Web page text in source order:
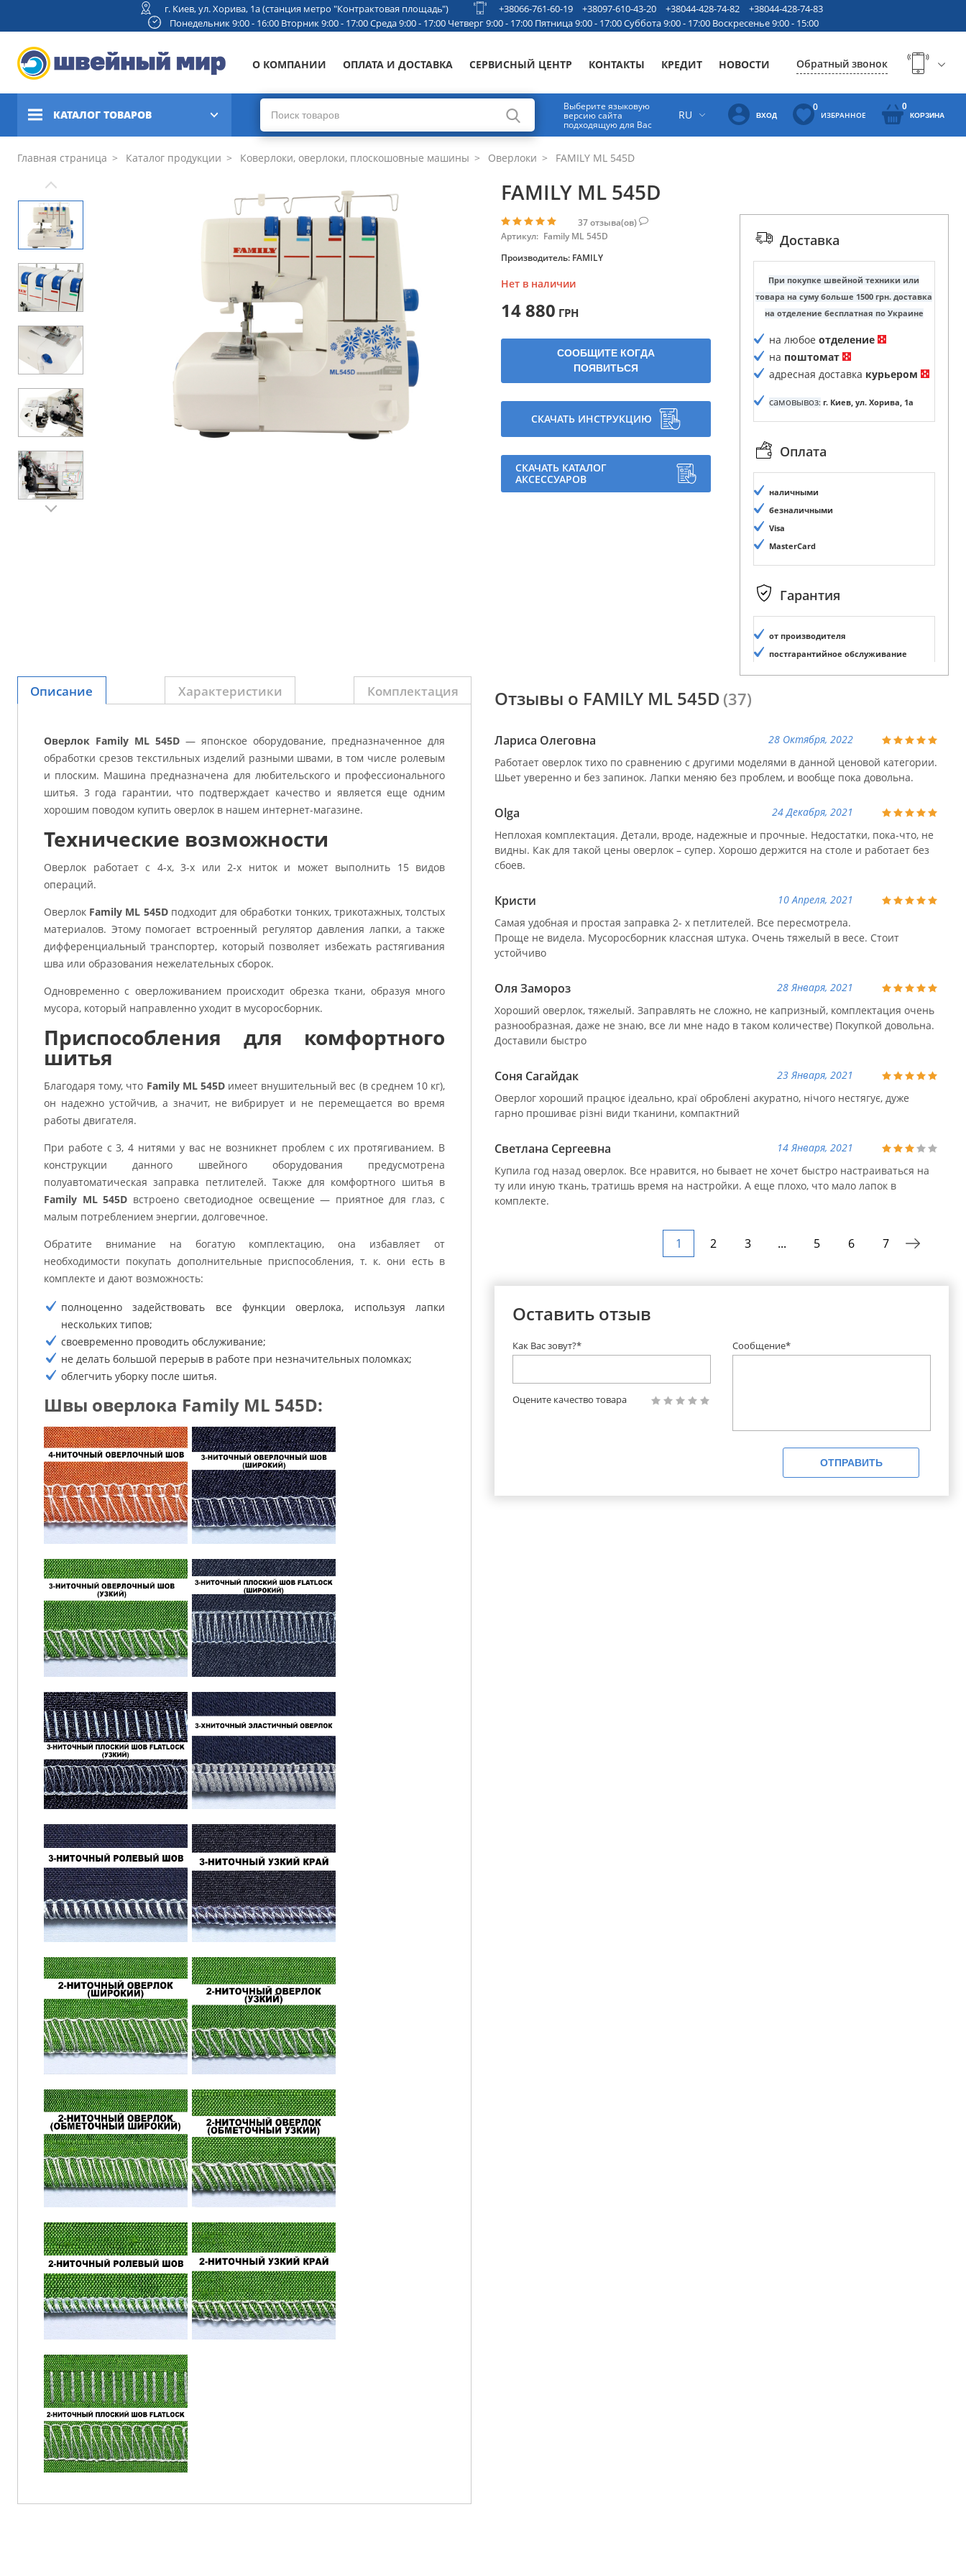
г. Киев, ул. Хорива, 1а (станция метро "Контрактовая площадь") +38066-761-60-19 +38097-610-43-20 +38044-428-74-82
+38044-428-74-83
Понедельник 9:00 - 16:00 Вторник 9:00 - 17:00 Среда 9:00 - 17:00 Четверг 9:00 - 17:00 Пятница 9:00 - 17:00 Суббота 9:00 - 17:00 Воскресенье 9:00 - 15:00
О КОМПАНИИ ОПЛАТА И ДОСТАВКА СЕРВИСНЫЙ ЦЕНТР КОНТАКТЫ КРЕДИТ НОВОСТИ Обратный звонок
КАТАЛОГ ТОВАРОВ
Швейные машины
вышивальные машины
Коверлоки, оверлоки,
плоскошовные машины
Вязальные машины
Аксессуары
Бренды
Выберите языковую
версию сайта
подходящую для Вас
RU ВХОД
0
ИЗБРАННОЕ
0
КОРЗИНА
Главная страница Каталог продукции Коверлоки, оверлоки, плоскошовные машины Оверлоки FAMILY ML 545D
FAMILY ML 545D
37отзыва(ов)
Артикул: Family ML 545D
Производитель: FAMILY
Нет в наличии
14 880 ГРН
СООБЩИТЕ КОГДА
ПОЯВИТЬСЯ
СКАЧАТЬ ИНСТРУКЦИЮ
СКАЧАТЬ КАТАЛОГ
АКСЕССУАРОВ
Доставка
При покупке швейной техники или
товара на суму больше 1500 грн. доставка
на отделение бесплатная по Украине
на любое отделение
на поштомат
адресная доставка курьером
самовывоз: г. Киев, ул. Хорива, 1а
Оплата
наличными
безналичными
Visa
MasterCard
Гарантия
от производителя
постгарантийное обслуживание
Описание Характеристики Комплектация
Оверлок Family ML 545D — японское оборудование, предназначенное для
обработки срезов текстильных изделий разными швами, в том числе ролевым
и плоским. Машина предназначена для любительского и профессионального
шитья. 3 года гарантии, что подтверждает качество и является еще одним
хорошим поводом купить оверлок в нашем интернет-магазине.
Технические возможности
Оверлок работает с 4-х, 3-х или 2-х ниток и может выполнить 15 видов
операций.
Оверлок Family ML 545Dподходит для обработки тонких, трикотажных, толстых
материалов. Этому помогает встроенный регулятор давления лапки, а также
дифференциальный транспортер, который позволяет избежать растягивания
шва или образования нежелательных сборок.
Одновременно с оверложиванием происходит обрезка ткани, образуя много
мусора, который направленно уходит в мусоросборник.
Приспособления для комфортного
шитья
Благодаря тому, что Family ML 545Dимеет внушительный вес (в среднем 10 кг),
он надежно устойчив, а значит, не вибрирует и не перемещается во время
работы двигателя.
При работе с 3, 4 нитями у вас не возникнет проблем с их протягиванием. В
конструкции данного швейного оборудования предусмотрена
полуавтоматическая заправка петлителей. Также для комфортного шитья в
Family ML 545D встроено светодиодное освещение — приятное для глаз, с
малым потреблением энергии, долговечное.
Обратите внимание на богатую комплектацию, она избавляет от
необходимости покупать дополнительные приспособления, т. к. они есть в
комплекте и дают возможность:
полноценно задействовать все функции оверлока, используя лапки
нескольких типов;
своевременно проводить обслуживание;
не делать большой перерыв в работе при незначительных поломках;
облегчить уборку после шитья.
Швы оверлока Family ML 545D:
Отзывы о FAMILY ML 545D (37)
Лариса Олеговна
28 Октября, 2022
Работает оверлок тихо по сравнению с другими моделями в данной ценовой категории.
Шьет уверенно и без запинок. Лапки меняю без проблем, и вообще пока довольна.
Olga
24 Декабря, 2021
Неплохая комплектация. Детали, вроде, надежные и прочные. Недостатки, пока-что, не
видны. Как для такой цены оверлок – супер. Хорошо держится на столе и работает без
сбоев.
Кристи
10 Апреля, 2021
Самая удобная и простая заправка 2- х петлителей. Все пересмотрела.
Проще не видела. Мусоросборник классная штука. Очень тяжелый в весе. Стоит
устойчиво
Оля Замороз
28 Января, 2021
Хороший оверлок, тяжелый. Заправлять не сложно, не капризный, комплектация очень
разнообразная, даже не знаю, все ли мне надо в таком количестве) Покупкой довольна.
Доставили быстро
Соня Сагайдак
23 Января, 2021
Оверлог хороший працює ідеально, краї оброблені акуратно, нічого нестягує, дуже
гарно прошиває різні види тканини, компактний
Светлана Сергеевна
14 Января, 2021
Купила год назад оверлок. Все нравится, но бывает не хочет быстро настраиваться на
ту или иную ткань, тратишь время на настройки. А еще плохо, что мало лапок в
комплекте.
1 2 3 ... 5 6 7
Оставить отзыв
Сообщение*
Как Вас зовут?*
Оцените качество товара
ОТПРАВИТЬ